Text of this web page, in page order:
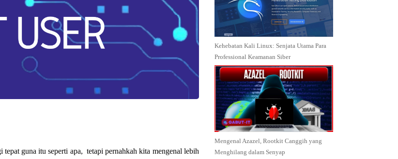
guna itu seperti apa, tetapi pernahkah kita mengenal lebih
Kehebatan Kali Linux: Senjata Utama Para
Professional Keamanan Siber
Mengenal Azazel, Rootkit Canggih yang
Menghilang dalam Senyap